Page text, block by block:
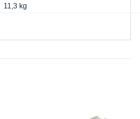
11,3 kg